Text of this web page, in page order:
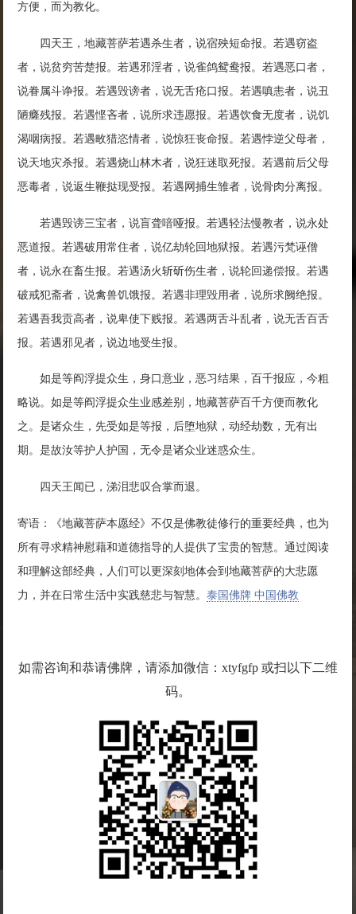
方便，而为教化。
四天王，地藏菩萨若遇杀生者，说宿殃短命报。若遇窃盗
者，说贫穷苦楚报。若遇邪淫者，说雀鸽鸳鸯报。若遇恶口者，
说眷属斗诤报。若遇毁谤者，说无舌疮口报。若遇嗔恚者，说丑
陋癃残报。若遇悭吝者，说所求违愿报。若遇饮食无度者，说饥
渴咽病报。若遇畋猎恣情者，说惊狂丧命报。若遇悖逆父母者，
说天地灾杀报。若遇烧山林木者，说狂迷取死报。若遇前后父母
恶毒者，说返生鞭挞现受报。若遇网捕生雏者，说骨肉分离报。
若遇毁谤三宝者，说盲聋喑哑报。若遇轻法慢教者，说永处
恶道报。若遇破用常住者，说亿劫轮回地狱报。若遇污梵诬僧
者，说永在畜生报。若遇汤火斩斫伤生者，说轮回递偿报。若遇
破戒犯斋者，说禽兽饥饿报。若遇非理毁用者，说所求阙绝报。
若遇吾我贡高者，说卑使下贱报。若遇两舌斗乱者，说无舌百舌
报。若遇邪见者，说边地受生报。
如是等阎浮提众生，身口意业，恶习结果，百千报应，今粗
略说。如是等阎浮提众生业感差别，地藏菩萨百千方便而教化
之。是诸众生，先受如是等报，后堕地狱，动经劫数，无有出
期。是故汝等护人护国，无令是诸众业迷惑众生。
四天王闻已，涕泪悲叹合掌而退。
寄语：《地藏菩萨本愿经》不仅是佛教徒修行的重要经典，也为
所有寻求精神慰藉和道德指导的人提供了宝贵的智慧。通过阅读
和理解这部经典，人们可以更深刻地体会到地藏菩萨的大悲愿
力，并在日常生活中实践慈悲与智慧。泰国佛牌 中国佛教
如需咨询和恭请佛牌，请添加微信：xtyfgfp 或扫以下二维
码。